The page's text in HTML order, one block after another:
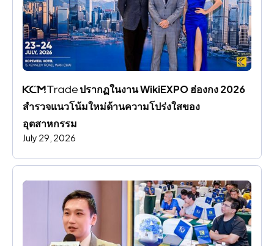
ปรากฏในงาน WikiEXPO ฮ่องกง 2026
สํารวจแนวโน้มใหม่ด้านความโปร่งใสของ
อุตสาหกรรม
July 29, 2026